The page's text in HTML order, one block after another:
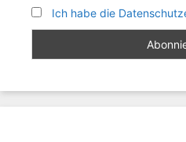
Ich habe die